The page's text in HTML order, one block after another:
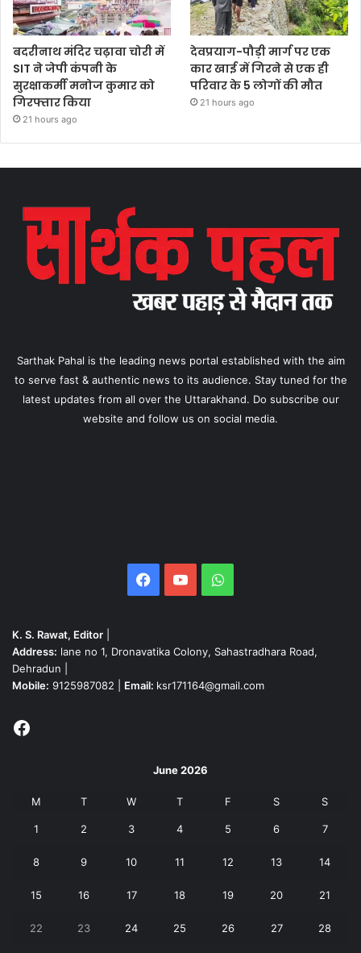
बदरीनाथ मंदिर चढ़ावा चोरी में
SIT ने जेपी कंपनी के
सुरक्षाकर्मी मनोज कुमार को
गिरफ्तार किया
21 hours ago
देवप्रयाग-पौड़ी मार्ग पर एक
कार खाई में गिरने से एक ही
परिवार के 5 लोगों की मौत
21 hours ago
Sarthak Pahal is the leading news portal established with the aim
to serve fast & authentic news to its audience. Stay tuned for the
latest updates from all over the Uttarakhand. Do subscribe our
website and follow us on social media.
Facebook
YouTubeWhatsApp
K. S. Rawat, Editor
Address: lane no 1, Dronavatika Colony, Sahastradhara Road,
Dehradun |
Mobile: 9125987082 | Email: ksr171164@gmail.com
Facebook
June 2026
M T W T F S S
1 2 3 4 5 6 7
8 9 10 11 12 13 14
15 16 17 18 19 20 21
22 23 24 25 26 27 28